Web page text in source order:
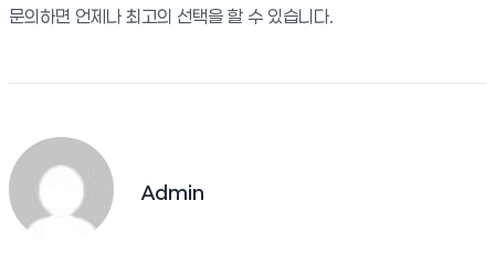
문의하면 언제나 최고의 선택을 할 수 있습니다.
Admin